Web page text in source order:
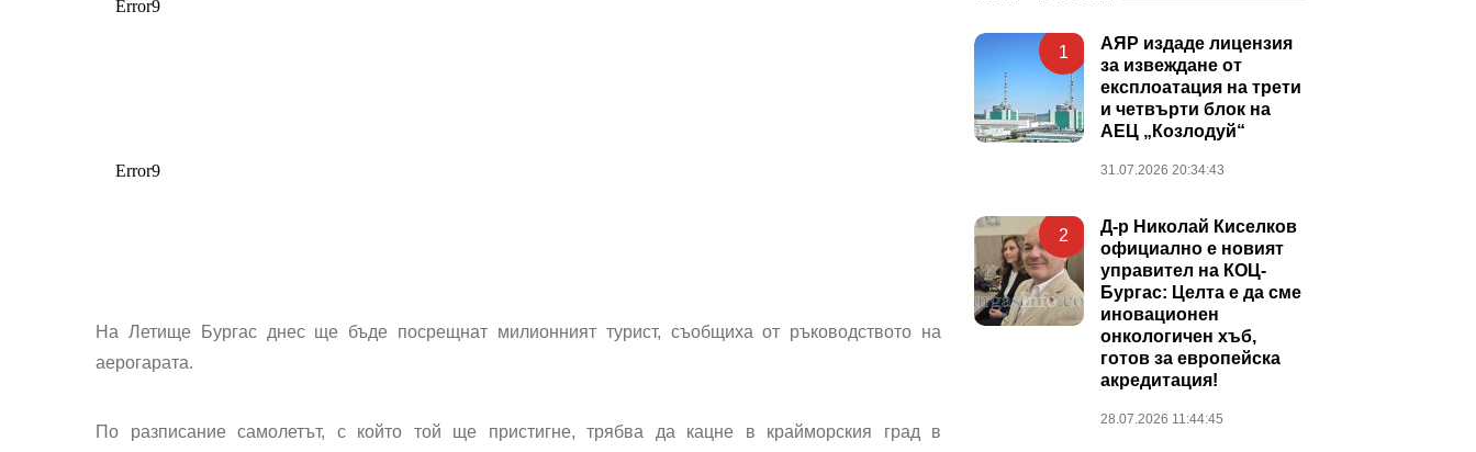
На Летище Бургас днес ще бъде посрещнат милионният турист, съобщиха от ръководството на
аерогарата.
По разписание самолетът, с който той ще пристигне, трябва да кацне в крайморския град в
1
АЯР издаде лицензия
за извеждане от
експлоатация на трети
и четвърти блок на
АЕЦ „Козлодуй“
31.07.2026 20:34:43
2
Д-р Николай Киселков
официално е новият
управител на КОЦ-
Бургас: Целта е да сме
иновационен
онкологичен хъб,
готов за европейска
акредитация!
28.07.2026 11:44:45